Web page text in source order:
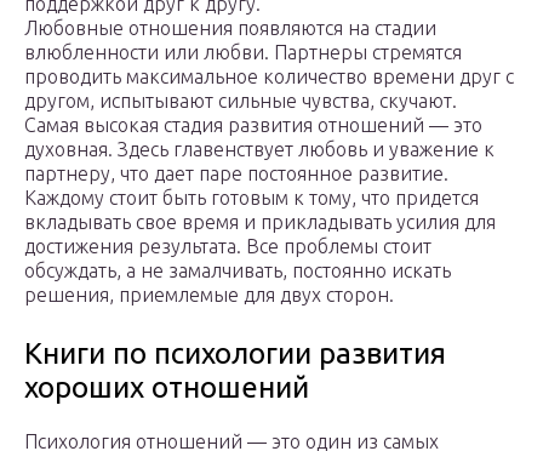
Любовные отношения появляются на стадии
влюбленности или любви. Партнеры стремятся
проводить максимальное количество времени друг с
другом, испытывают сильные чувства, скучают.
Самая высокая стадия развития отношений — это
духовная. Здесь главенствует любовь и уважение к
партнеру, что дает паре постоянное развитие.
Каждому стоит быть готовым к тому, что придется
вкладывать свое время и прикладывать усилия для
достижения результата. Все проблемы стоит
обсуждать, а не замалчивать, постоянно искать
решения, приемлемые для двух сторон.
Книги по психологии развития
хороших отношений
Психология отношений — это один из самых